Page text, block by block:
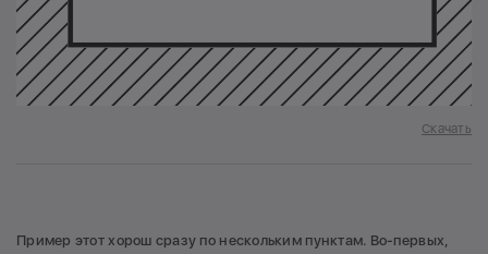
Скачать
Пример этот хорош сразу по нескольким пунктам. Во-первых,